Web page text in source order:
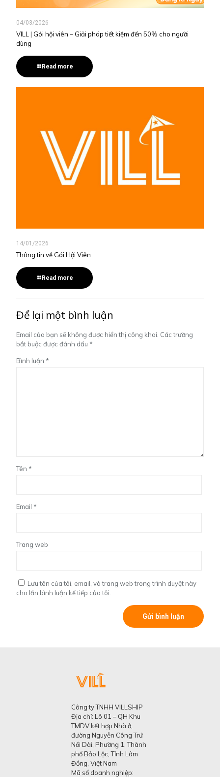
04/03/2026
VILL | Gói hội viên – Giải pháp tiết kiệm đến 50% cho người
dùng
Read more
14/01/2026
Thông tin về Gói Hội Viên
Read more
Để lại một bình luận
Email của bạn sẽ không được hiển thị công khai. Các trường
bắt buộc được đánh dấu *
Bình luận *
Tên *
Email *
Trang web
Lưu tên của tôi, email, và trang web trong trình duyệt này
cho lần bình luận kế tiếp của tôi.
Công ty TNHH VILLSHIP
Địa chỉ: Lô 01 – QH Khu
TMDV kết hợp Nhà ở,
đường Nguyễn Công Trứ
Nối Dài, Phường 1, Thành
phố Bảo Lộc, Tỉnh Lâm
Đồng, Việt Nam
Mã số doanh nghiệp: